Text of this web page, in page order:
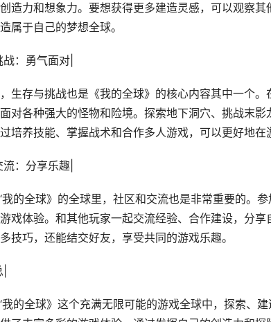
造力和想象力。要想获得更多建造灵感，可以观察
属于自己的梦想全球。
战：勇气面对|
生存与挑战也是《我的全球》的核心内容其中一个
对各种强大的怪物和险境。探索地下洞穴、挑战末
培养技能、掌握战术和合作多人游戏，可以更好地在
流：分享乐趣|
我的全球》的全球里，社区和交流也是非常重要的。
戏体验。和其他玩家一起交流经验、合作建设，分
技巧，还能结交好友，享受共同的游戏乐趣。
我的全球》这个充满无限可能的游戏全球中，探索、